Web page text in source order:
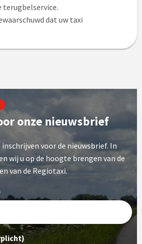
terugbelservice.
dat uw taxi
onze nieuwsbrief
voor de nieuwsbrief. In
wij u op de hoogte brengen van de
van de Regiotaxi.